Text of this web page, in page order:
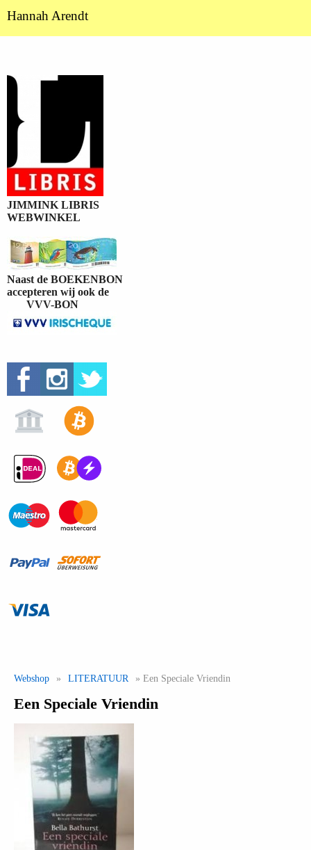
Hannah Arendt
JIMMINK LIBRIS
WEBWINKEL
Naast de BOEKENBON
accepteren wij ook de
VVV-BON
Webshop » LITERATUUR » Een Speciale Vriendin
Een Speciale Vriendin